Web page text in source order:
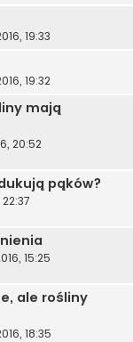
19:33
19:32
mają
20:52
pąków?
15:25
ale rośliny
18:35